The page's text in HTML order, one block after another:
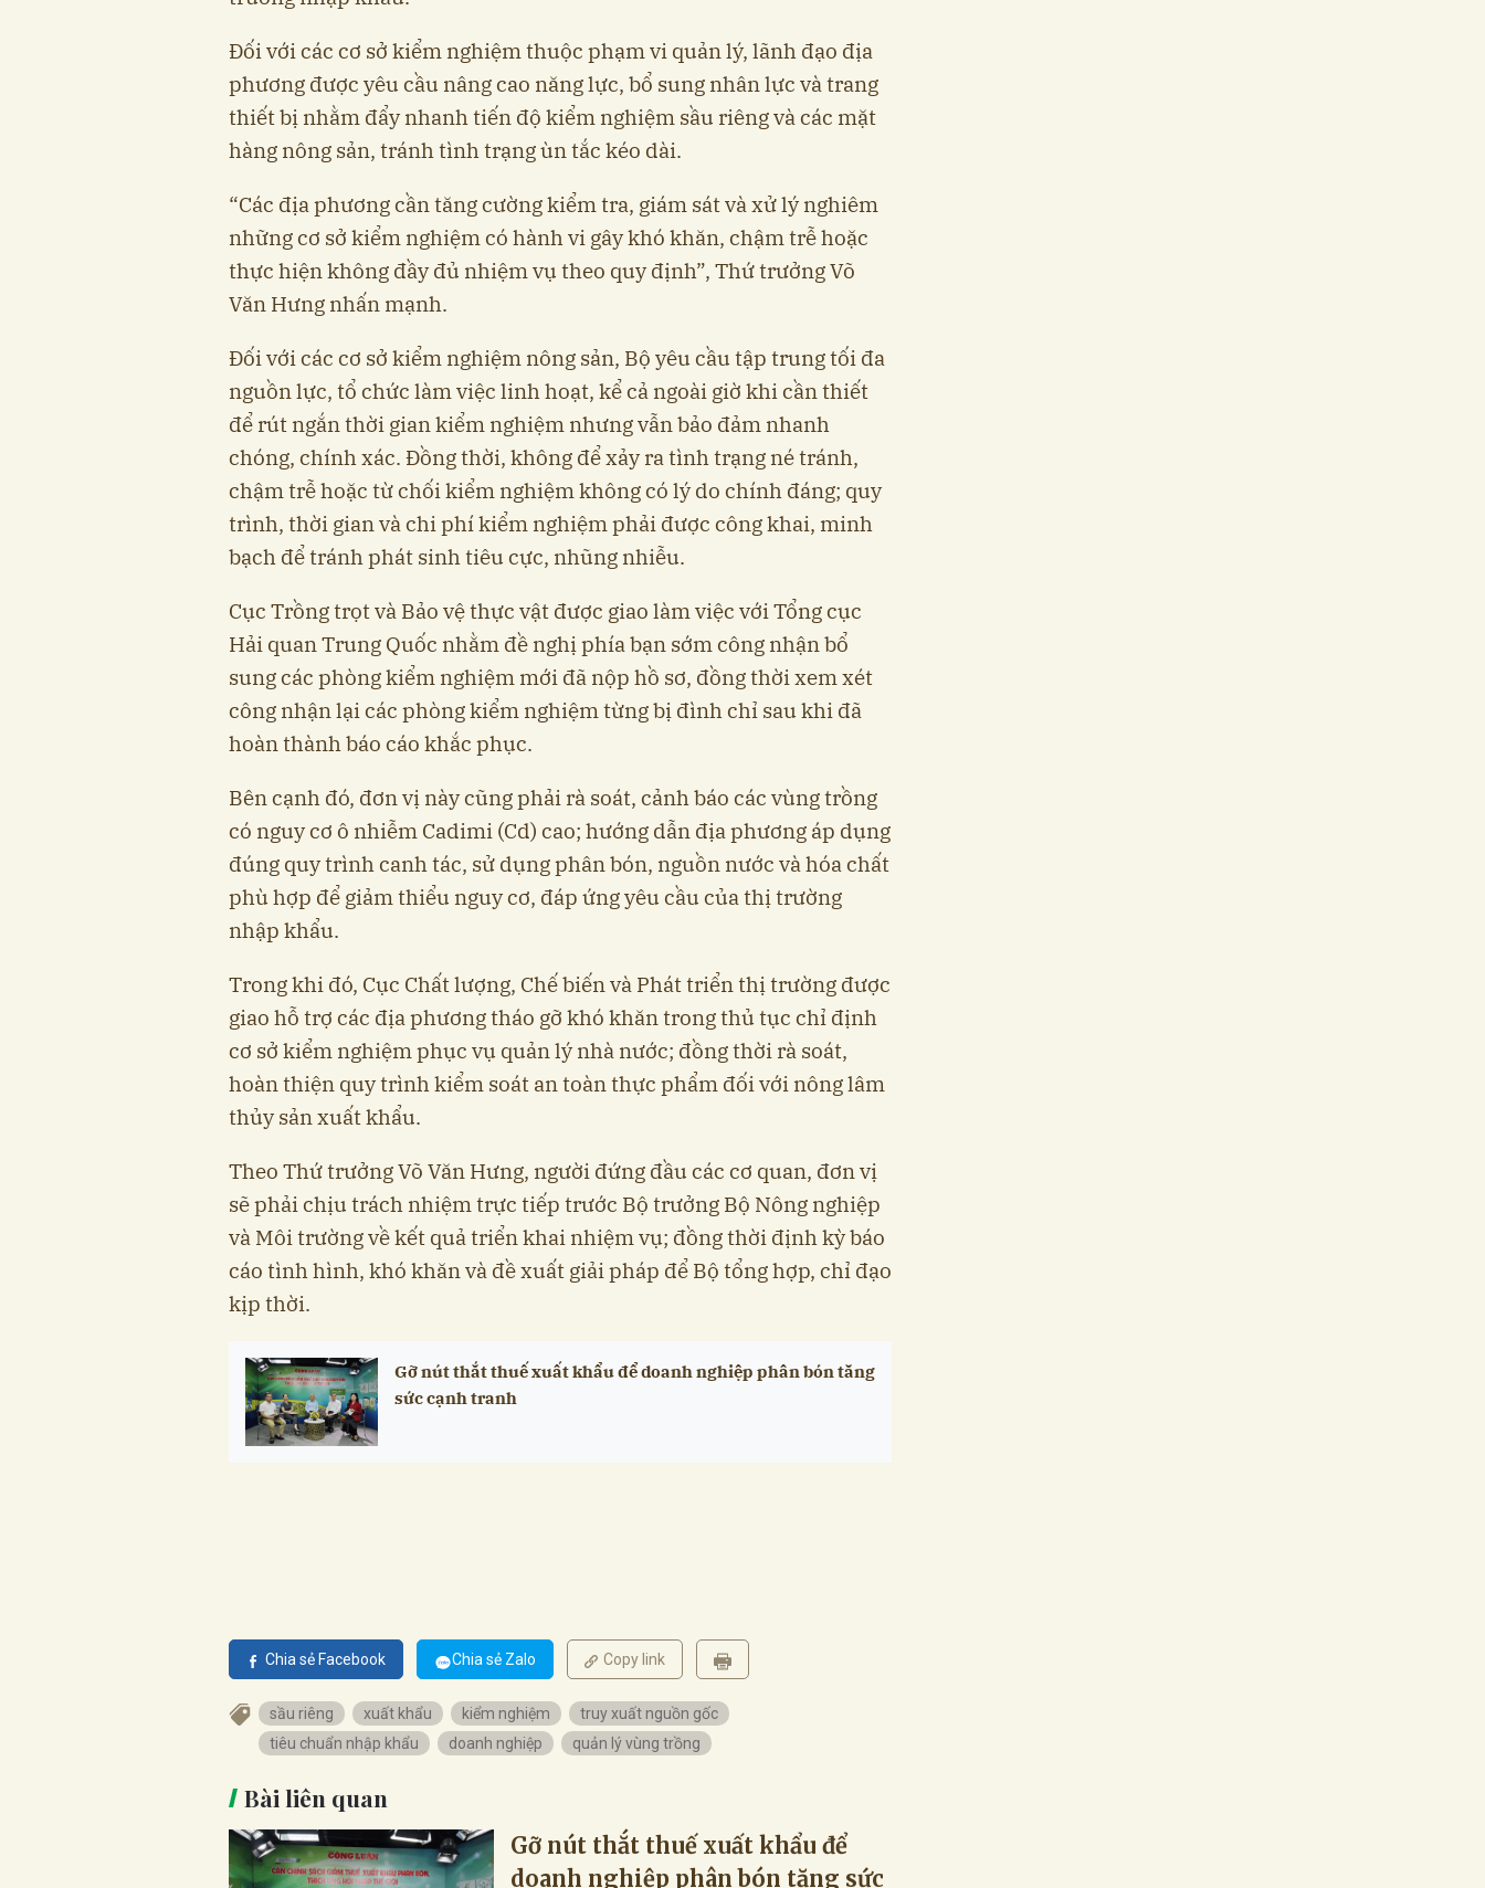
Đối với các cơ sở kiểm nghiệm thuộc phạm vi quản lý, lãnh đạo địa
phương được yêu cầu nâng cao năng lực, bổ sung nhân lực và trang
thiết bị nhằm đẩy nhanh tiến độ kiểm nghiệm sầu riêng và các mặt
hàng nông sản, tránh tình trạng ùn tắc kéo dài.
“Các địa phương cần tăng cường kiểm tra, giám sát và xử lý nghiêm
những cơ sở kiểm nghiệm có hành vi gây khó khăn, chậm trễ hoặc
thực hiện không đầy đủ nhiệm vụ theo quy định”, Thứ trưởng Võ
Văn Hưng nhấn mạnh.
Đối với các cơ sở kiểm nghiệm nông sản, Bộ yêu cầu tập trung tối đa
nguồn lực, tổ chức làm việc linh hoạt, kể cả ngoài giờ khi cần thiết
để rút ngắn thời gian kiểm nghiệm nhưng vẫn bảo đảm nhanh
chóng, chính xác. Đồng thời, không để xảy ra tình trạng né tránh,
chậm trễ hoặc từ chối kiểm nghiệm không có lý do chính đáng; quy
trình, thời gian và chi phí kiểm nghiệm phải được công khai, minh
bạch để tránh phát sinh tiêu cực, nhũng nhiễu.
Cục Trồng trọt và Bảo vệ thực vật được giao làm việc với Tổng cục
Hải quan Trung Quốc nhằm đề nghị phía bạn sớm công nhận bổ
sung các phòng kiểm nghiệm mới đã nộp hồ sơ, đồng thời xem xét
công nhận lại các phòng kiểm nghiệm từng bị đình chỉ sau khi đã
hoàn thành báo cáo khắc phục.
Bên cạnh đó, đơn vị này cũng phải rà soát, cảnh báo các vùng trồng
có nguy cơ ô nhiễm Cadimi (Cd) cao; hướng dẫn địa phương áp dụng
đúng quy trình canh tác, sử dụng phân bón, nguồn nước và hóa chất
phù hợp để giảm thiểu nguy cơ, đáp ứng yêu cầu của thị trường
nhập khẩu.
Trong khi đó, Cục Chất lượng, Chế biến và Phát triển thị trường được
giao hỗ trợ các địa phương tháo gỡ khó khăn trong thủ tục chỉ định
cơ sở kiểm nghiệm phục vụ quản lý nhà nước; đồng thời rà soát,
hoàn thiện quy trình kiểm soát an toàn thực phẩm đối với nông lâm
thủy sản xuất khẩu.
Theo Thứ trưởng Võ Văn Hưng, người đứng đầu các cơ quan, đơn vị
sẽ phải chịu trách nhiệm trực tiếp trước Bộ trưởng Bộ Nông nghiệp
và Môi trường về kết quả triển khai nhiệm vụ; đồng thời định kỳ báo
cáo tình hình, khó khăn và đề xuất giải pháp để Bộ tổng hợp, chỉ đạo
kịp thời.
Gỡ nút thắt thuế xuất khẩu để doanh nghiệp phân bón tăng
sức cạnh tranh
Chia sẻ Facebook Chia sẻ Zalo Copy link
sầu riêng xuất khẩu kiểm nghiệm
truy xuất nguồn gốc
tiêu chuẩn nhập khẩu
doanh nghiệp quản lý vùng trồng
Bài liên quan
Gỡ nút thắt thuế xuất khẩu để
doanh nghiệp phân bón tăng sức